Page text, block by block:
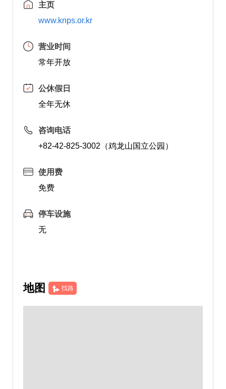
主页
www.knps.or.kr
营业时间
常年开放
公休假日
全年无休
咨询电话
+82-42-825-3002（鸡龙山国立公园）
使用费
免费
停车设施
无
地图 找路